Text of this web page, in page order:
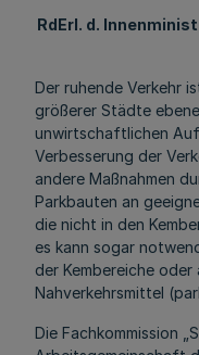
RdErl. d.
Der ruhende Verkehr
größerer Städte
unwirtschaftlichen
Verbesserung der
andere Maßnahmen
Parkbauten an
die nicht in den
es kann sogar
der Kembereiche
Nahverkehrsmittel
Die Fachkommission